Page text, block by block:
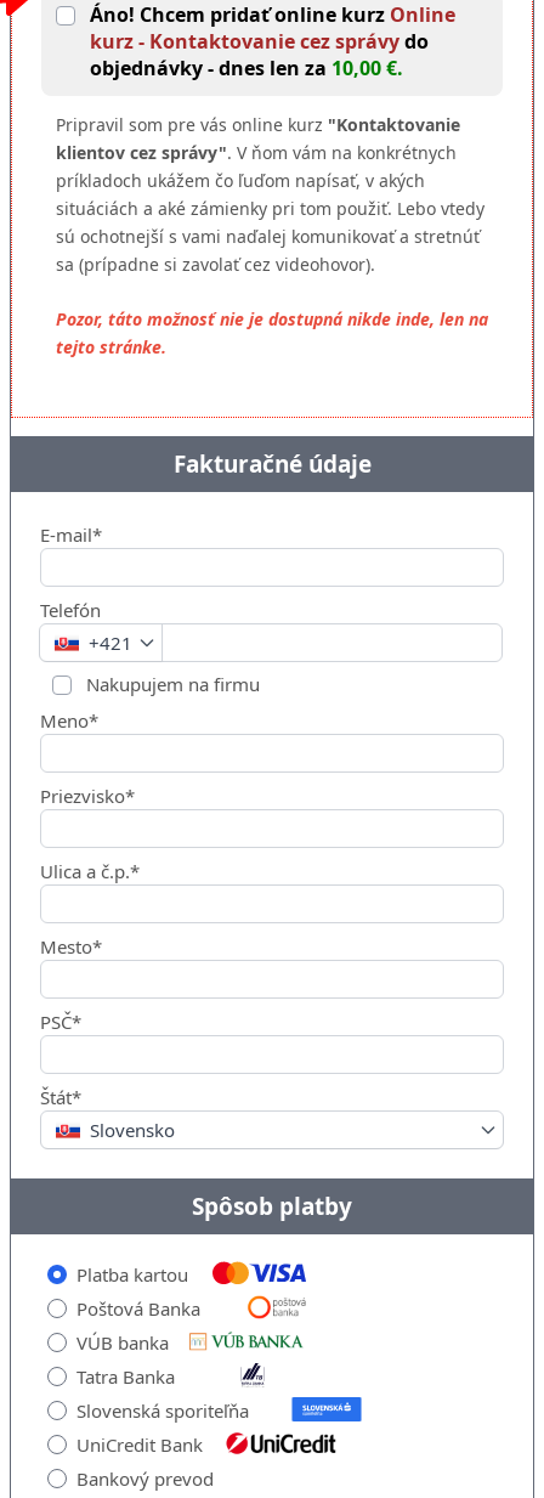
Áno! Chcem pridať online kurz Online
kurz - Kontaktovanie cez správydo
objednávky - dnes len za 10,00 €.
Pripravil som pre vás online kurz "Kontaktovanie
klientov cez správy". V ňom vám na konkrétnych
príkladoch ukážem čo ľuďom napísať, v akých
situáciách a aké zámienky pri tom použiť. Lebo vtedy
sú ochotnejší s vami naďalej komunikovať a stretnúť
sa (prípadne si zavolať cez videohovor).
Pozor, táto možnosť nie je dostupná nikde inde, len na
tejto stránke.
Fakturačné údaje
E-mail*
Telefón
+421
Nakupujem na firmu
Meno*
Priezvisko*
Ulica a č.p.*
Mesto*
PSČ*
Štát*
Slovensko
Spôsob platby
Platba kartou
Poštová Banka
VÚB banka
Tatra Banka
Slovenská sporiteľňa
UniCredit Bank
Bankový prevod